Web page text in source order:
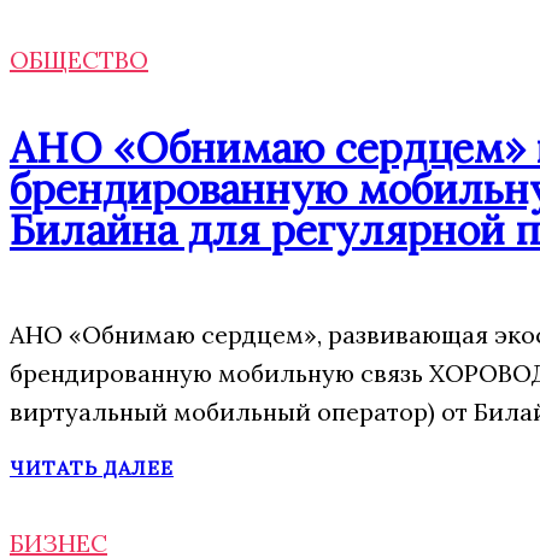
ОБЩЕСТВО
АНО «Обнимаю сердцем»
брендированную
Билайна для регулярной
АНО «Обнимаю сердцем», развивающая
брендированную мобильную связь
виртуальный мобильный оператор) от
ЧИТАТЬ ДАЛЕЕ
БИЗНЕС